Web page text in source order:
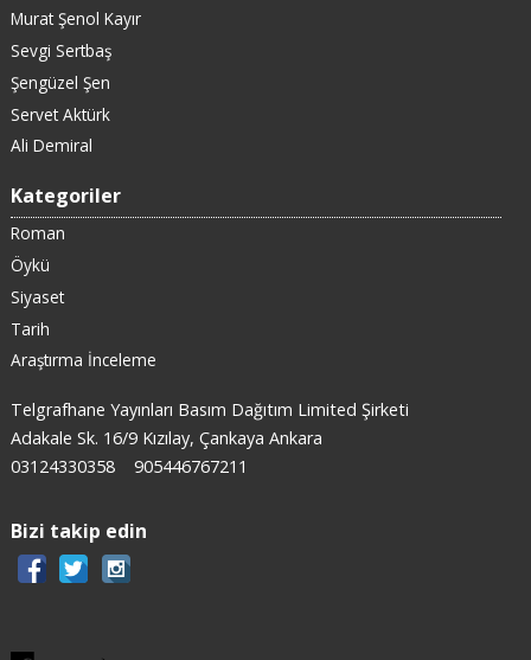
Murat Şenol Kayır
Sevgi Sertbaş
Şengüzel Şen
Servet Aktürk
Ali Demiral
Kategoriler
Roman
Öykü
Siyaset
Tarih
Araştırma İnceleme
Telgrafhane Yayınları Basım Dağıtım Limited Şirketi
Adakale Sk. 16/9 Kızılay, Çankaya Ankara
03124330358
905446767211
Bizi takip edin